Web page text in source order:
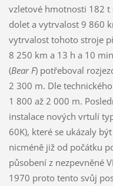
vzletové hmotnosti 182
dolet a vytrvalost 9 860
vytrvalost tohoto stroje
8 250 km a 13 h a 10
(Bear F) potřeboval
2 300 m. Dle
1 800 až 2 000 m.
instalace nových vrtulí
60K), které se ukázaly
nicméně již od počátku
působení z nezpevněné
1970 proto tento svůj